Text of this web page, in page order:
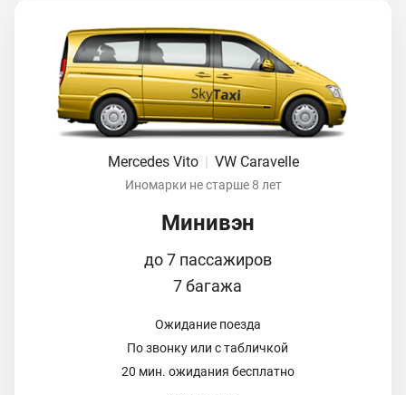
Mercedes Vito VW Caravelle
Иномарки не старше 8 лет
Минивэн
до 7 пассажиров
7 багажа
Ожидание поезда
По звонку или с табличкой
20 мин. ожидания бесплатно